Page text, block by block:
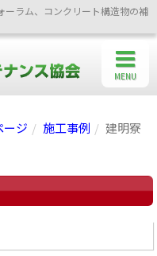
ーラム、コンクリート構造物の補
ージ 施工事例 建明寮
MENU